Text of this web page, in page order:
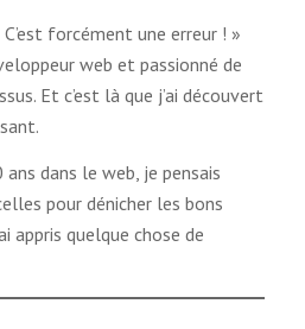
forcément une erreur ! »
web et passionné de
Et c’est là que j’ai découvert
dans le web, je pensais
pour dénicher les bons
appris quelque chose de